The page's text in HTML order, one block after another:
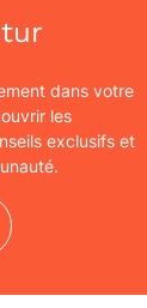
dans votre
les
exclusifs et